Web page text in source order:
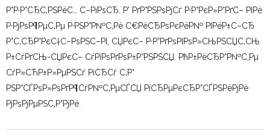
Р°Р·Р°СЂС‚РЅРёС… С–РіРѕСЂ. Р’ РґР°РЅРѕРјСѓ Р·Р°РєР»Р°РґС– РІРё
Р·РјРѕР¶РµС‚Рµ Р·РЅР°Р№С‚Рё С€РёСЂРѕРєРёР№ РІРёР±С–СЂ
Р°С‚СЂР°РєС†С–РѕРЅС–РІ, СЏРєС– Р·Р°РґРѕРІРѕР»СЊРЅСЏС‚СЊ
Р±СѓРґСЊ-СЏРєС– СѓРїРѕРґРѕР±Р°РЅРЅСЏ. РћР±РёСЂР°Р№С‚Рµ
СѓР»СЋР±Р»РµРЅСѓ РіСЂСѓ С‚Р°
РЅР°СЃРѕР»РѕРґР¶СѓР№С‚РµСЃСЏ РїСЂРµРєСЂР°СЃРЅРёРјРё
РјРѕРјРµРЅС‚Р°РјРё.